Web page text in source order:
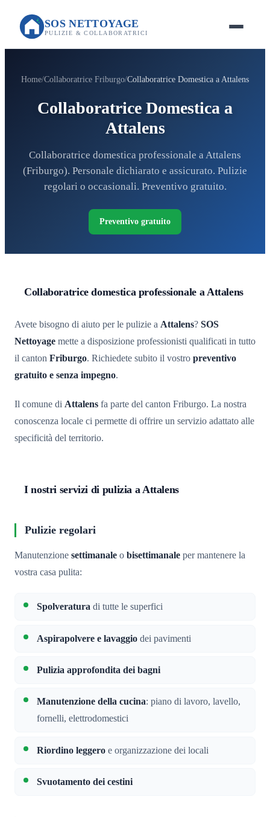
SOS NETTOYAGE
PULIZIE & COLLABORATRICI
Home Collaboratrice Friburgo Collaboratrice Domestica a Attalens
Collaboratrice Domestica a
Attalens
Collaboratrice domestica professionale a Attalens
(Friburgo). Personale dichiarato e assicurato. Pulizie
regolari o occasionali. Preventivo gratuito.
Preventivo gratuito
Collaboratrice domestica professionale a Attalens
Avete bisogno di aiuto per le pulizie a Attalens? SOS
Nettoyage mette a disposizione professionisti qualificati in tutto
il canton Friburgo. Richiedete subito il vostro preventivo
gratuito e senza impegno.
Il comune di Attalens fa parte del canton Friburgo. La nostra
conoscenza locale ci permette di offrire un servizio adattato alle
specificità del territorio.
I nostri servizi di pulizia a Attalens
Pulizie regolari
Manutenzione settimanale o bisettimanale per mantenere la
vostra casa pulita:
Spolveratura di tutte le superfici
Aspirapolvere e lavaggio dei pavimenti
Pulizia approfondita dei bagni
Manutenzione della cucina: piano di lavoro, lavello,
fornelli, elettrodomestici
Riordino leggero e organizzazione dei locali
Svuotamento dei cestini